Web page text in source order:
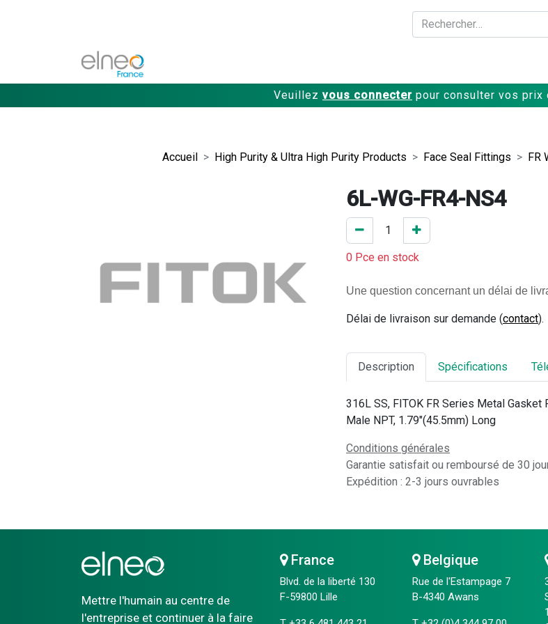
Veuillez vous connecter pour consulter vos prix
Accueil High Purity & Ultra High Purity Products Face Seal Fittings FR
6L-WG-FR4-NS4
0 Pce en stock
Une question concernant un délai de
Délai de livraison sur demande (contact).
Description Spécifications
316L SS, FITOK FR Series Metal
Male NPT, 1.79"(45.5mm) Long
Conditions générales
Garantie satisfait ou remboursé de 30
Expédition : 2-3 jours ouvrables
Mettre l'humain au centre de
l'entreprise et continuer à la faire
France
Blvd. de la liberté 130
F-59800 Lille
Belgique
Rue de l'Estampage 7
B-4340 Awans